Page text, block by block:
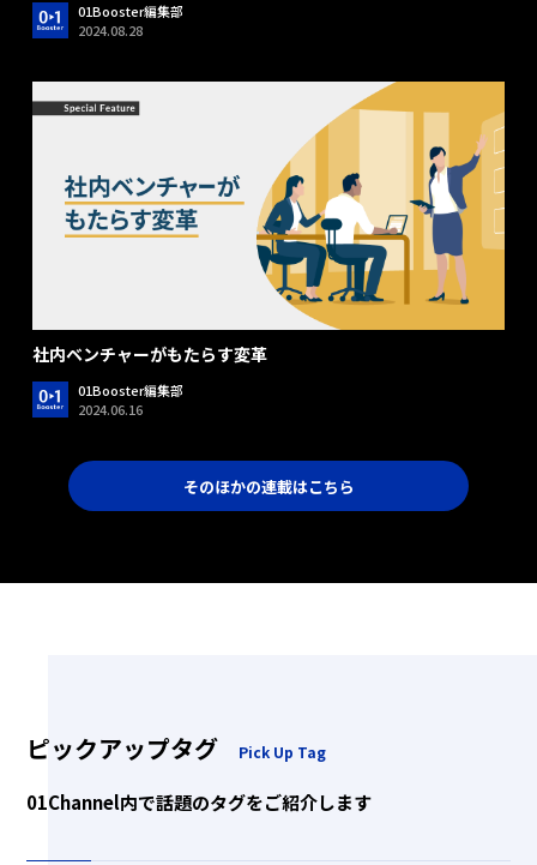
01Booster編集部
2024.08.28
社内ベンチャーがもたらす変革
01Booster編集部
2024.06.16
そのほかの連載はこちら
ピックアップタグ Pick Up Tag
01Channel内で話題のタグをご紹介します